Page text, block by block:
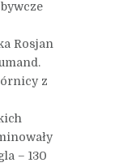
Rosjan
z
– 130